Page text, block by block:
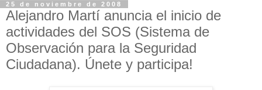
25 de noviembre de 2008
Alejandro Martí anuncia el inicio de
actividades del SOS (Sistema de
Observación para la Seguridad
Ciudadana). Únete y participa!